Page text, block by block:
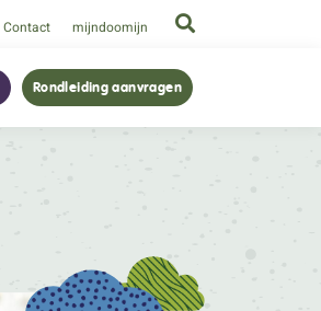
Contact mijndoomijn
Rondleiding aanvragen